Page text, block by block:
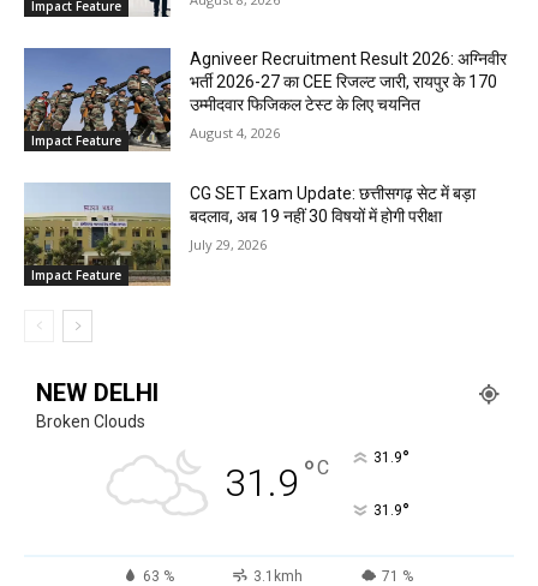
Impact Feature
Impact Feature
Agniveer Recruitment Result 2026: अग्निवीर
भर्ती 2026-27 का CEE रिजल्ट जारी, रायपुर के 170
उम्मीदवार फिजिकल टेस्ट के लिए चयनित
August 4, 2026
Impact Feature
CG SET Exam Update: छत्तीसगढ़ सेट में बड़ा
बदलाव, अब 19 नहीं 30 विषयों में होगी परीक्षा
July 29, 2026
NEW DELHI
Broken Clouds
31.9 °C 31.9°
31.9°
63 % 3.1kmh 71 %